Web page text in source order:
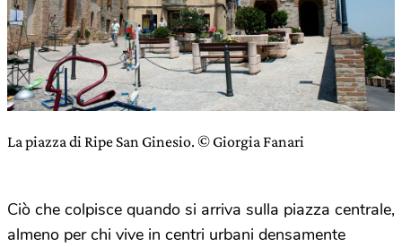
La piazza di Ripe San Ginesio. © Giorgia Fanari
Ciò che colpisce quando si arriva sulla piazza centrale,
almeno per chi vive in centri urbani densamente